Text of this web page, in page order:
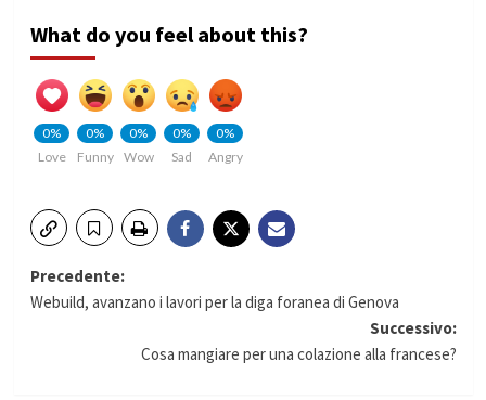
What do you feel about this?
0%
Love
0%
Funny
0%
Wow
0%
Sad
0%
Angry
Navigazione
articolo
Precedente:
Webuild, avanzano i lavori per la diga foranea di Genova
Successivo:
Cosa mangiare per una colazione alla francese?